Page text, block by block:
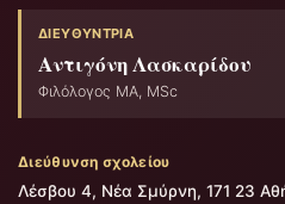
ΔΙΕΥΘΎΝΤΡΙΑ
Αντιγόνη Λασκαρίδου
Φιλόλογος ΜΑ, MSc
Διεύθυνση σχολείου
Λέσβου 4, Νέα Σμύρνη, 171 23